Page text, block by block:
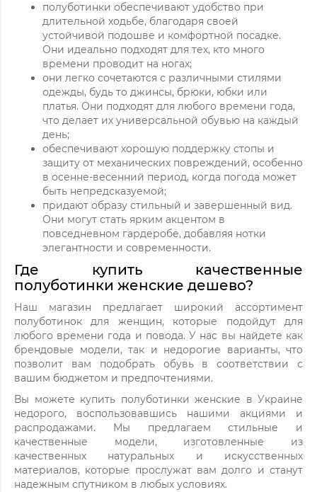
полуботинки обеспечивают удобство при
длительной ходьбе, благодаря своей
устойчивой подошве и комфортной посадке.
Они идеально подходят для тех, кто много
времени проводит на ногах;
они легко сочетаются с различными стилями
одежды, будь то джинсы, брюки, юбки или
платья. Они подходят для любого времени года,
что делает их универсальной обувью на каждый
день;
обеспечивают хорошую поддержку стопы и
защиту от механических повреждений, особенно
в осенне-весенний период, когда погода может
быть непредсказуемой;
придают образу стильный и завершенный вид.
Они могут стать ярким акцентом в
повседневном гардеробе, добавляя нотки
элегантности и современности.
Где купить качественные
полуботинки женские дешево?
Наш магазин предлагает широкий ассортимент
полуботинок для женщин, которые подойдут для
любого времени года и повода. У нас вы найдете как
брендовые модели, так и недорогие варианты, что
позволит вам подобрать обувь в соответствии с
вашим бюджетом и предпочтениями.
Вы можете купить полуботинки женские в Украине
недорого, воспользовавшись нашими акциями и
распродажами. Мы предлагаем стильные и
качественные модели, изготовленные из
качественных натуральных и искусственных
материалов, которые прослужат вам долго и станут
надежным спутником в любых условиях.